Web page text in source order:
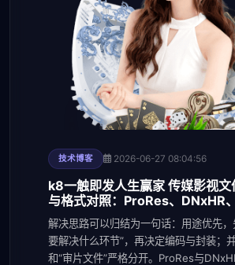
技术博客 2026-06-27 08:04:56
k8一触即发人生赢家 传媒影视文
与格式对照：ProRes、DNxHR、
H.264_H.265
解决思路可以归结为一句话：用途优先，
要解决什么环节”，再决定编码与封装；
和“审片文件”严格分开。ProRes与